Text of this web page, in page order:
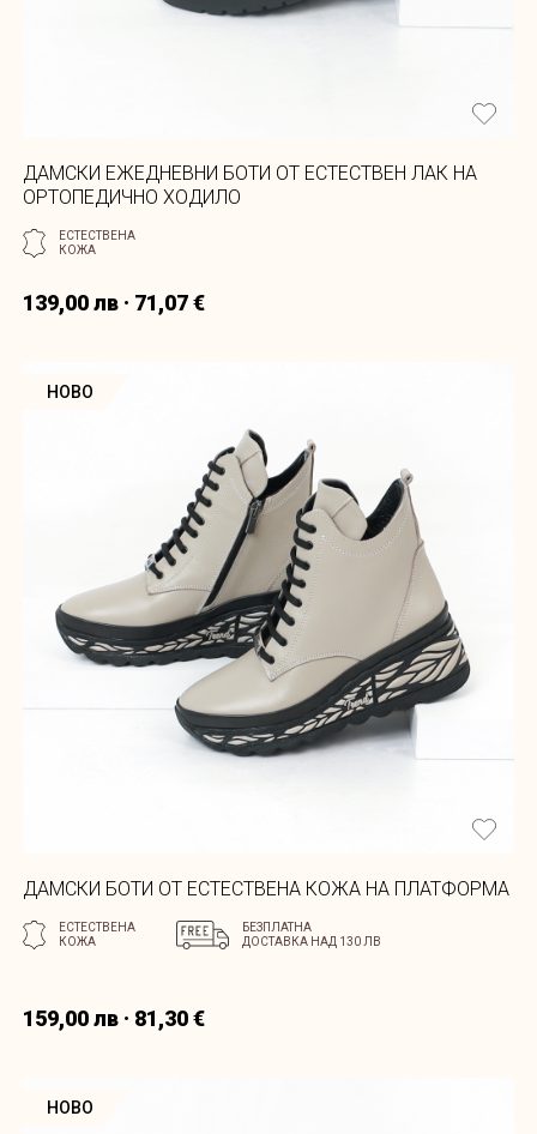
ДАМСКИ ЕЖЕДНЕВНИ БОТИ ОТ ЕСТЕСТВЕН ЛАК НА
ОРТОПЕДИЧНО ХОДИЛО
ЕСТЕСТВЕНА
КОЖА
139,00 лв · 71,07 €
НОВО
ДАМСКИ БОТИ ОТ ЕСТЕСТВЕНА КОЖА НА ПЛАТФОРМА
ЕСТЕСТВЕНА
КОЖА
БЕЗПЛАТНА
ДОСТАВКА НАД 130 ЛВ
159,00 лв · 81,30 €
НОВО